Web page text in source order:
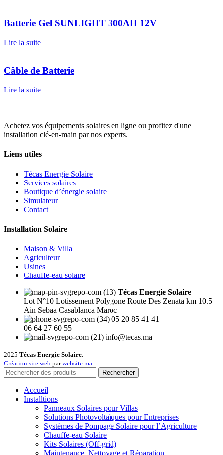
Batterie Gel SUNLIGHT 300AH 12V
Lire la suite
Câble de Batterie
Lire la suite
Achetez vos équipements solaires en ligne ou profitez d'une
installation clé-en-main par nos experts.
Liens utiles
Técas Energie Solaire
Services solaires
Boutique d’énergie solaire
Simulateur
Contact
Installation Solaire
Maison & Villa
Agriculteur
Usines
Chauffe-eau solaire
Técas Energie Solaire
Lot N°10 Lotissement Polygone Route Des Zenata km 10.5
Ain Sebaa Casablanca Maroc
05 20 85 41 41
06 64 27 60 55
info@tecas.ma
2025 Técas Energie Solaire.
Création site web parwebsite.ma
Rechercher
Accueil
Installtions
Panneaux Solaires pour Villas
Solutions Photovoltaïques pour Entreprises
Systèmes de Pompage Solaire pour l’Agriculture
Chauffe-eau Solaire
Kits Solaires (Off-grid)
Maintenance, Nettoyage et Réparation